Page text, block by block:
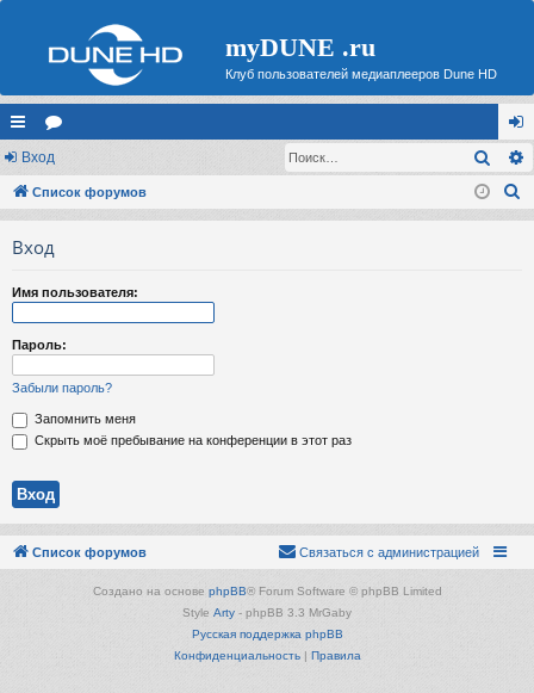
myDUNE .ru
Клуб пользователей медиаплееров Dune HD
с
ы
ор
ум
хо
д
Вход
Список форумов
Вход
Имя пользователя:
Пароль:
Забыли пароль?
Запомнить меня
Скрыть моё пребывание на конференции в этот раз
Список форумов Связаться с администрацией
Создано на основе phpBB® Forum Software © phpBB Limited
Style Arty - phpBB 3.3 MrGaby
Русская поддержка phpBB
Конфиденциальность| Правила